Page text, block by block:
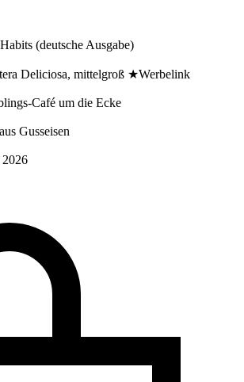
(deutsche Ausgabe)
Deliciosa, mittelgroß ★Werbelink
Café um die Ecke
Gusseisen
2026